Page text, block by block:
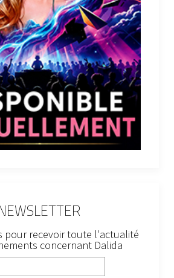
pour recevoir toute l'actualité
concernant Dalida